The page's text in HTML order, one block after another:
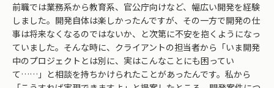
前職では業務系から教育系、官公庁向けなど、幅広い開発を経験
しました。開発自体は楽しかったんですが、その一方で開発の仕
事は将来なくなるのではないか、と次第に不安を抱くようになっ
ていました。そんな時に、クライアントの担当者から「いま開発
中のプロジェクトとは別に、実はこんなことにも困ってい
て……」と相談を持ちかけられたことがあったんです。私から